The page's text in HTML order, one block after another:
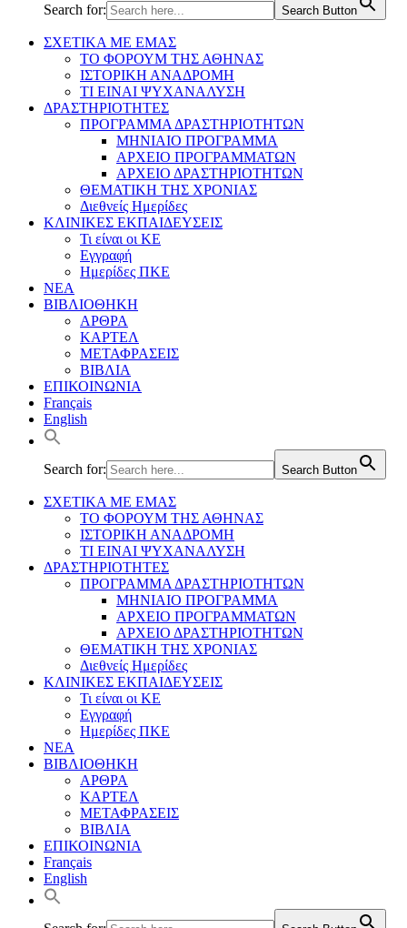
Search for: Search Button
ΣΧΕΤΙΚΑ ΜΕ ΕΜΑΣ
ΤΟ ΦΟΡΟΥΜ ΤΗΣ ΑΘΗΝΑΣ
ΙΣΤΟΡΙΚΗ ΑΝΑΔΡΟΜΗ
ΤΙ ΕΙΝΑΙ ΨΥΧΑΝΑΛΥΣΗ
ΔΡΑΣΤΗΡΙΟΤΗΤΕΣ
ΠΡΟΓΡΑΜΜΑ ΔΡΑΣΤΗΡΙΟΤΗΤΩΝ
ΜΗΝΙΑΙΟ ΠΡΟΓΡΑΜΜΑ
ΑΡΧΕΙΟ ΠΡΟΓΡΑΜΜΑΤΩΝ
ΑΡΧΕΙΟ ΔΡΑΣΤΗΡΙΟΤΗΤΩΝ
ΘΕΜΑΤΙΚΗ ΤΗΣ ΧΡΟΝΙΑΣ
Διεθνείς Ημερίδες
ΚΛΙΝΙΚΕΣ ΕΚΠΑΙΔΕΥΣΕΙΣ
Τι είναι οι ΚΕ
Εγγραφή
Ημερίδες ΠΚΕ
ΝΕΑ
ΒΙΒΛΙΟΘΗΚΗ
ΑΡΘΡΑ
ΚΑΡΤΕΛ
ΜΕΤΑΦΡΑΣΕΙΣ
ΒΙΒΛΙΑ
ΕΠΙΚΟΙΝΩΝΙΑ
Français
English
Search for: Search Button
ΣΧΕΤΙΚΑ ΜΕ ΕΜΑΣ
ΤΟ ΦΟΡΟΥΜ ΤΗΣ ΑΘΗΝΑΣ
ΙΣΤΟΡΙΚΗ ΑΝΑΔΡΟΜΗ
ΤΙ ΕΙΝΑΙ ΨΥΧΑΝΑΛΥΣΗ
ΔΡΑΣΤΗΡΙΟΤΗΤΕΣ
ΠΡΟΓΡΑΜΜΑ ΔΡΑΣΤΗΡΙΟΤΗΤΩΝ
ΜΗΝΙΑΙΟ ΠΡΟΓΡΑΜΜΑ
ΑΡΧΕΙΟ ΠΡΟΓΡΑΜΜΑΤΩΝ
ΑΡΧΕΙΟ ΔΡΑΣΤΗΡΙΟΤΗΤΩΝ
ΘΕΜΑΤΙΚΗ ΤΗΣ ΧΡΟΝΙΑΣ
Διεθνείς Ημερίδες
ΚΛΙΝΙΚΕΣ ΕΚΠΑΙΔΕΥΣΕΙΣ
Τι είναι οι ΚΕ
Εγγραφή
Ημερίδες ΠΚΕ
ΝΕΑ
ΒΙΒΛΙΟΘΗΚΗ
ΑΡΘΡΑ
ΚΑΡΤΕΛ
ΜΕΤΑΦΡΑΣΕΙΣ
ΒΙΒΛΙΑ
ΕΠΙΚΟΙΝΩΝΙΑ
Français
English